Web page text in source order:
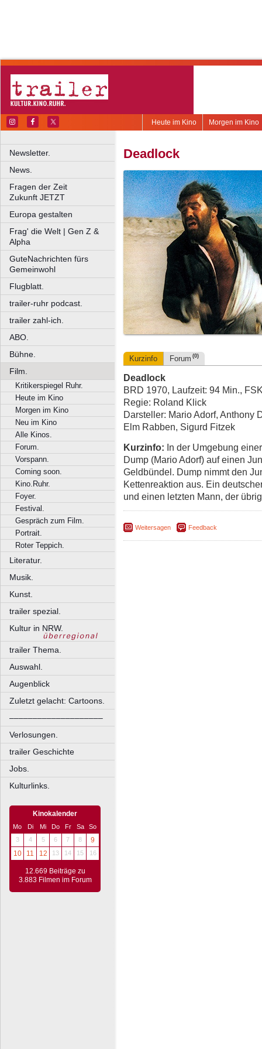
Morgen im Kino
Heute im Kino
Newsletter.
News.
Fragen der Zeit
Zukunft JETZT
Europa gestalten
Frag' die Welt | Gen Z &
Alpha
GuteNachrichten fürs
Gemeinwohl
Flugblatt.
trailer-ruhr podcast.
trailer zahl-ich.
ABO.
Bühne.
Film.
Kritikerspiegel Ruhr.
Heute im Kino
Morgen im Kino
Neu im Kino
Alle Kinos.
Forum.
Vorspann.
Coming soon.
Kino.Ruhr.
Foyer.
Festival.
Gespräch zum Film.
Portrait.
Roter Teppich.
Literatur.
Musik.
Kunst.
trailer spezial.
Kultur in NRW.
trailer Thema.
Auswahl.
Augenblick
Zuletzt gelacht: Cartoons.
––––––––––––––––––––
Verlosungen.
trailer Geschichte
Jobs.
Kulturlinks.
Kinokalender
Mo Di Mi Do Fr Sa
So
3
4 5 6 7 8
9
10
11 12 13 14 15 16
12.669 Beiträge zu
3.883 Filmen im Forum
Deadlock
Kurzinfo Forum (0)
Deadlock
BRD 1970, Laufzeit: 94 Min.,
Regie: Roland Klick
Darsteller: Mario Adorf, Anthony
Elm Rabben, Sigurd Fitzek
Kurzinfo: In der Umgebung
Dump (Mario Adorf) auf einen
Geldbündel. Dump nimmt den
Kettenreaktion aus. Ein
und einen letzten Mann, der
Weitersagen Feedback